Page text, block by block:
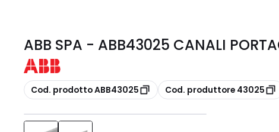
ABB SPA - ABB43025 CANALI
copia
Cod. prodotto ABB43025 copia
Cod. produttore 43025